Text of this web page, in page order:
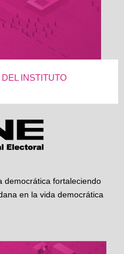
INSTITUTO
democrática fortaleciendo
en la vida democrática